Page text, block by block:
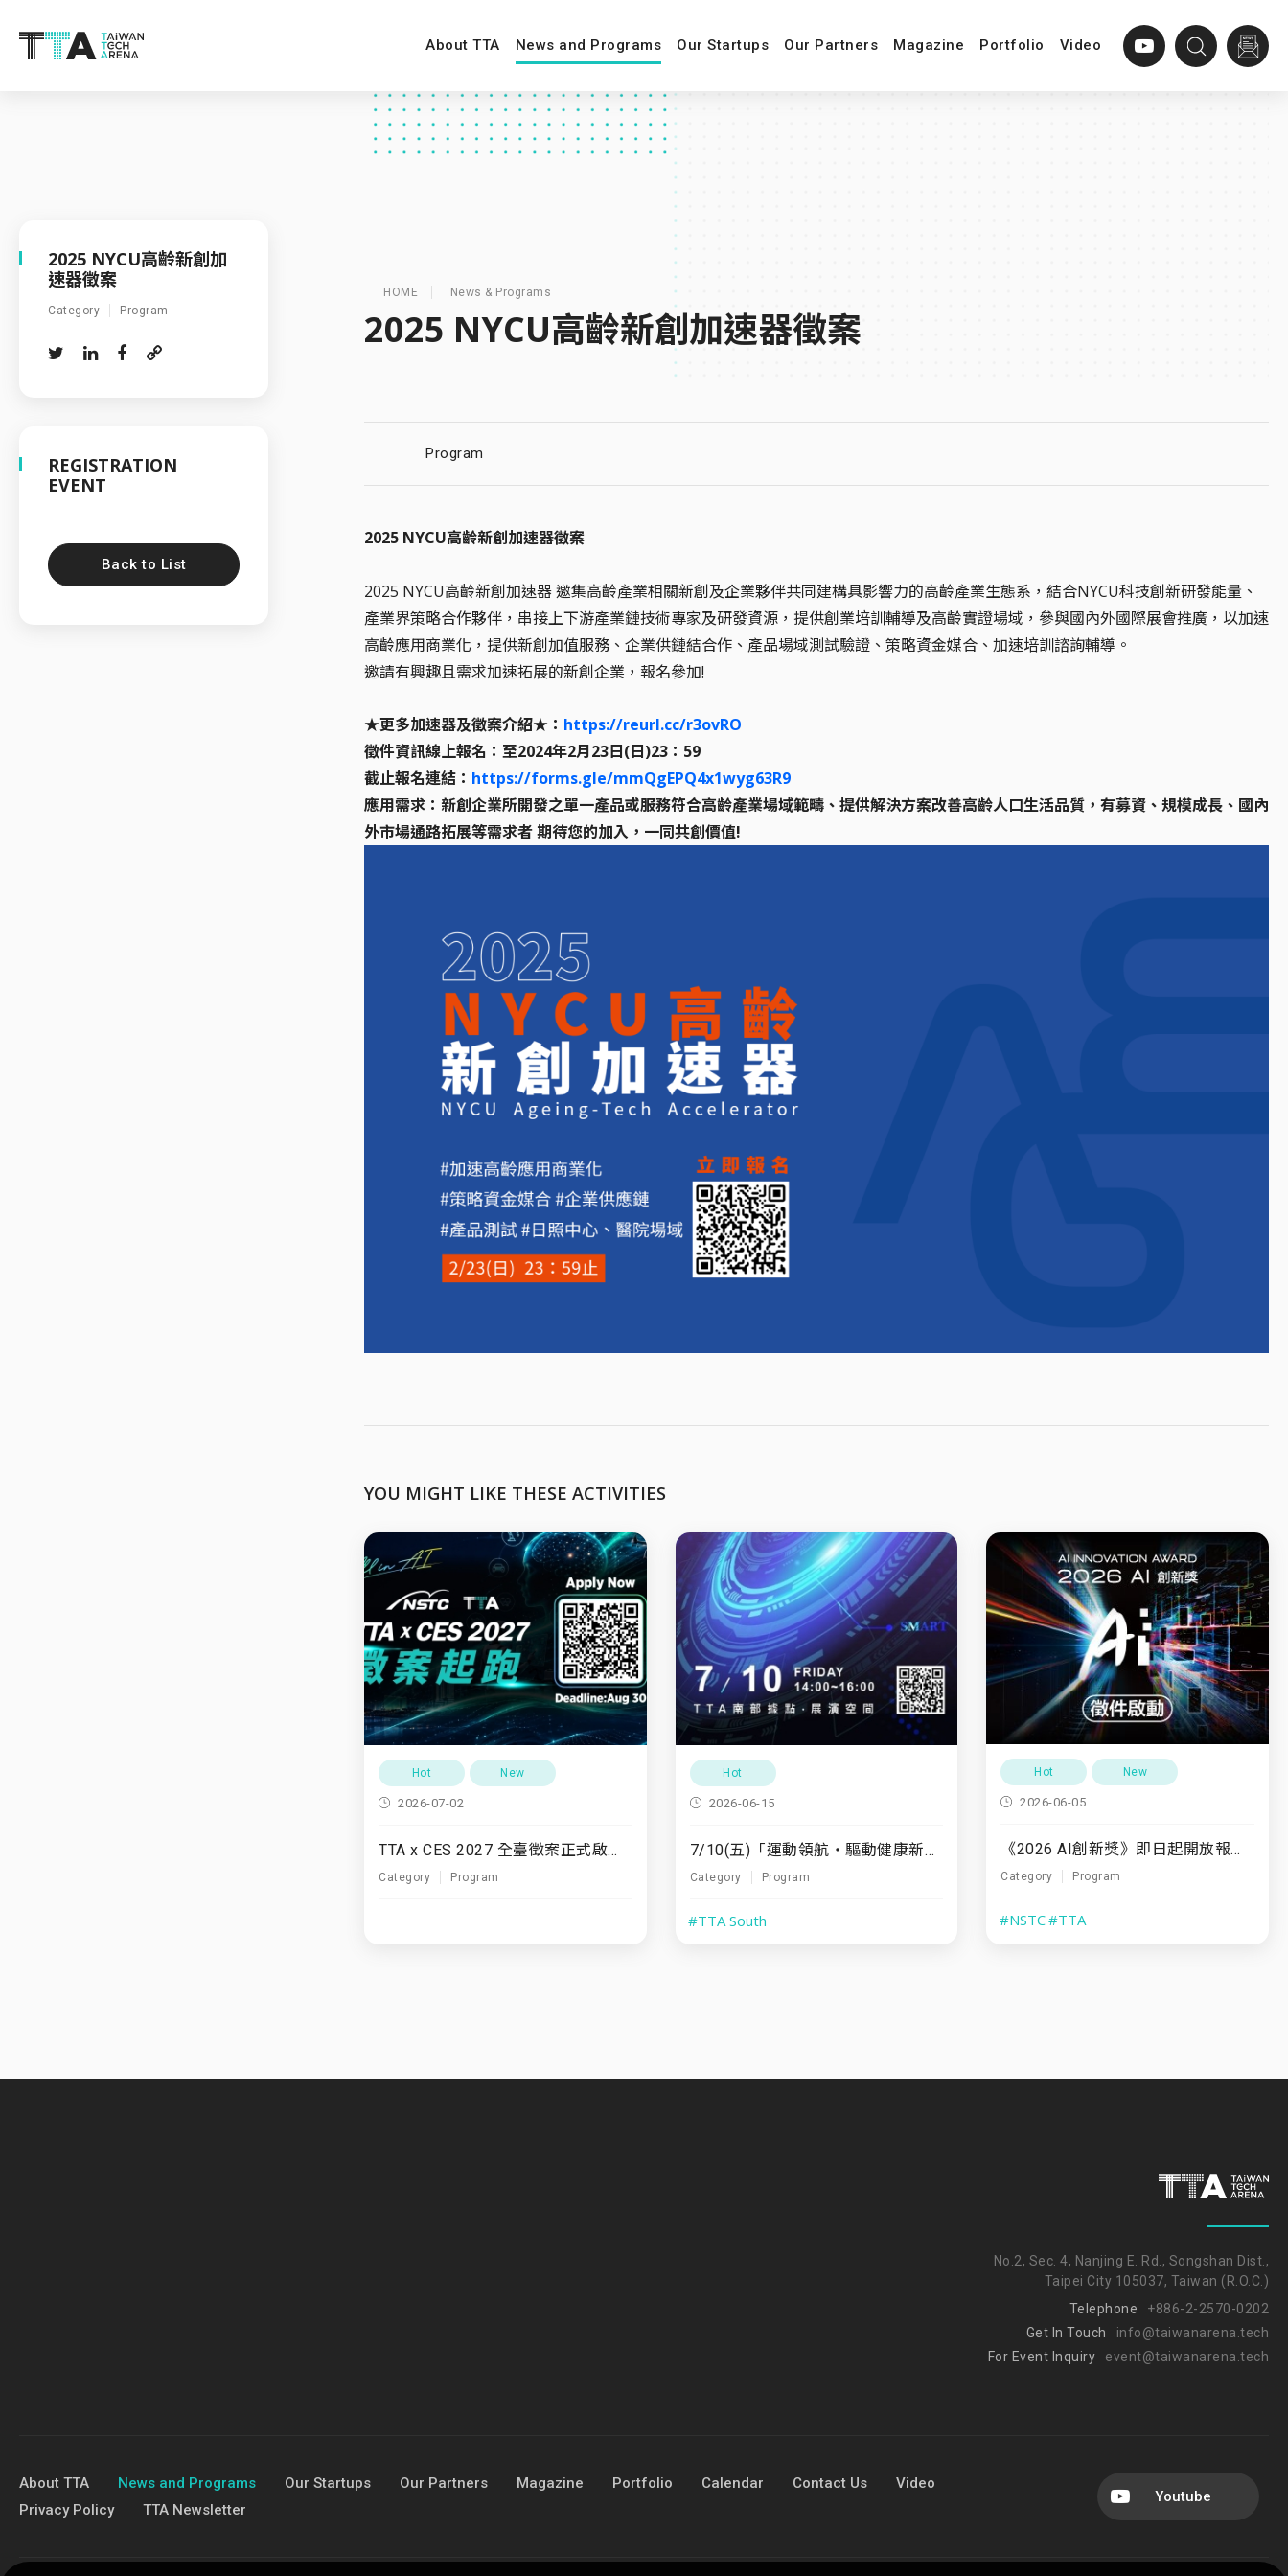
About TTA News and Programs Our Startups Our Partners Magazine Portfolio Video
2025 NYCU高齡新創加
速器徵案
Category Program
REGISTRATION
EVENT
Back to List
HOME News & Programs
2025 NYCU高齡新創加速器徵案
Program
2025 NYCU高齡新創加速器徵案
2025 NYCU高齡新創加速器 邀集高齡產業相關新創及企業夥伴共同建構具影響力的高齡產業生態系，結合NYCU科技創新研發能量、
產業界策略合作夥伴，串接上下游產業鏈技術專家及研發資源，提供創業培訓輔導及高齡實證場域，參與國內外國際展會推廣，以加速
高齡應用商業化，提供新創加值服務、企業供鏈結合作、產品場域測試驗證、策略資金媒合、加速培訓諮詢輔導。
邀請有興趣且需求加速拓展的新創企業，報名參加!
★更多加速器及徵案介紹★： https://reurl.cc/r3ovRO
徵件資訊線上報名：至2024年2月23日(日)23：59
截止報名連結： https://forms.gle/mmQgEPQ4x1wyg63R9
應用需求：新創企業所開發之單一產品或服務符合高齡產業場域範疇、提供解決方案改善高齡人口生活品質，有募資、規模成長、國內
外市場通路拓展等需求者 期待您的加入，一同共創價值!
YOU MIGHT LIKE THESE ACTIVITIES
Hot New
2026-07-02
TTA x CES 2027 全臺徵案正式啟動！
Category Program
Hot
2026-06-15
7/10(五)「運動領航・驅動健康新未來」
Category Program
#TTA South
Hot New
2026-06-05
《2026 AI創新獎》即日起開放報名至7/31
Category Program
#NSTC#TTA
No.2, Sec. 4, Nanjing E. Rd., Songshan Dist.,
Taipei City 105037, Taiwan (R.O.C.)
Telephone
+886-2-2570-0202
Get In Touch
info@taiwanarena.tech
For Event Inquiry
event@taiwanarena.tech
About TTA News and Programs Our Startups Our Partners Magazine Portfolio Calendar Contact Us
Video
Privacy Policy
TTA Newsletter
Youtube